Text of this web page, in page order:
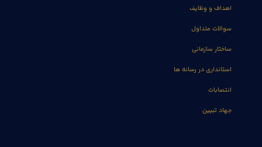
اهداف و وظایف
سوالات متداول
ساختار سازمانی
استانداری در رسانه ها
انتصابات
جهاد تبیین